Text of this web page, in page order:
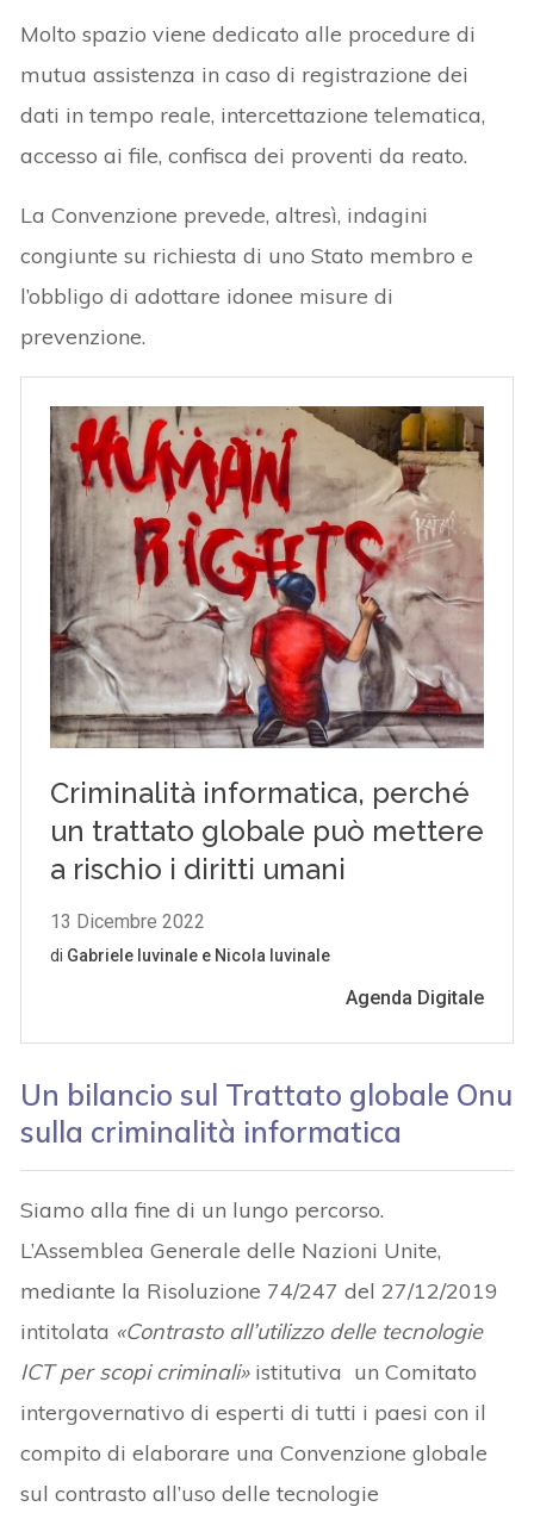
Molto spazio viene dedicato alle procedure di
mutua assistenza in caso di registrazione dei
dati in tempo reale, intercettazione telematica,
accesso ai file, confisca dei proventi da reato.
La Convenzione prevede, altresì, indagini
congiunte su richiesta di uno Stato membro e
l’obbligo di adottare idonee misure di
prevenzione.
Un bilancio sul Trattato globale Onu
sulla criminalità informatica
Siamo alla fine di un lungo percorso.
L’Assemblea Generale delle Nazioni Unite,
mediante la Risoluzione 74/247 del 27/12/2019
intitolata «Contrasto all’utilizzo delle tecnologie
ICT per scopi criminali»istitutiva un Comitato
intergovernativo di esperti di tutti i paesi con il
compito di elaborare una Convenzione globale
sul contrasto all’uso delle tecnologie